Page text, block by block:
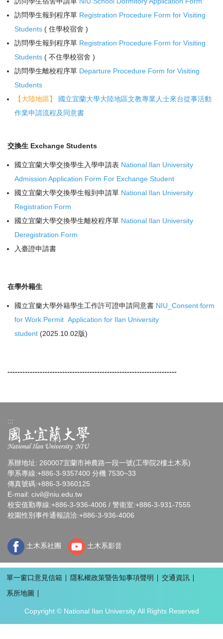
訪問學生報到程序單 Registration Procedure Form for Visiting
Students ( 住學校宿舍 )
訪問學生報到程序單 Registration Procedure Form for Visiting
Students ( 不住學校宿舍 )
訪問學生離校程序單 Departure Procedure Form for Visiting
Students
【大陸地區】
國立宜蘭大學大陸地區文教專業人士來台從事活動
作業申請流程及同意書
交換生 Exchange Students
國立宜蘭大學交換學生入學申請表 National Ilan University
Admission Application Form For Exchange Student
國立宜蘭大學交換學生報到申請單 National Ilan University
Registration Form
國立宜蘭大學交換學生離校程序單 National Ilan University
Deregistration Form
入臺證申請書
在學外籍生
國立宜蘭大學外籍學生工作許可證申請同意書 NIU_Consent form
for Work Permit Application for Ilan University
student (2025.10.02版)
--------------------------------------------------------------------
:::
系辦地址: 260007宜蘭市神農路一段一號(工學院2樓土木系)
學系專線:+886-3-9357400 分機 7530~33
傳真號碼:+886-3-9360125
E-mail: civil@niu.edu.tw
校安值勤專線:+886-3-936-4006 / 警衛室:+886-3-931-7555
校園性別事件通報請洽:+886-3-936-4006
土木系社團 土木系影音
單一窗口意見信箱 隱私權政策暨告知事項聲明
交通資訊
系所地圖
Copyright © National Ilan University All Rights Reserved